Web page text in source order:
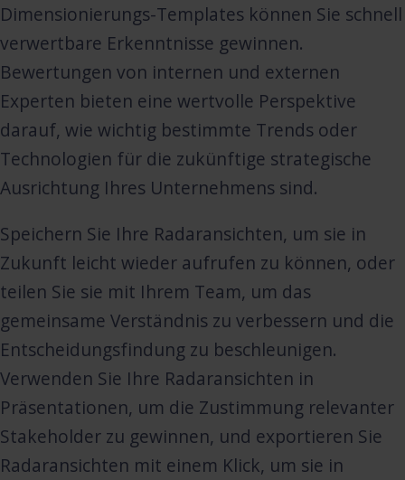
Dimensionierungs-Templates können Sie schnell
verwertbare Erkenntnisse gewinnen.
Bewertungen von internen und externen
Experten bieten eine wertvolle Perspektive
darauf, wie wichtig bestimmte Trends oder
Technologien für die zukünftige strategische
Ausrichtung Ihres Unternehmens sind.
Speichern Sie Ihre Radaransichten, um sie in
Zukunft leicht wieder aufrufen zu können, oder
teilen Sie sie mit Ihrem Team, um das
gemeinsame Verständnis zu verbessern und die
Entscheidungsfindung zu beschleunigen.
Verwenden Sie Ihre Radaransichten in
Präsentationen, um die Zustimmung relevanter
Stakeholder zu gewinnen, und exportieren Sie
Radaransichten mit einem Klick, um sie in